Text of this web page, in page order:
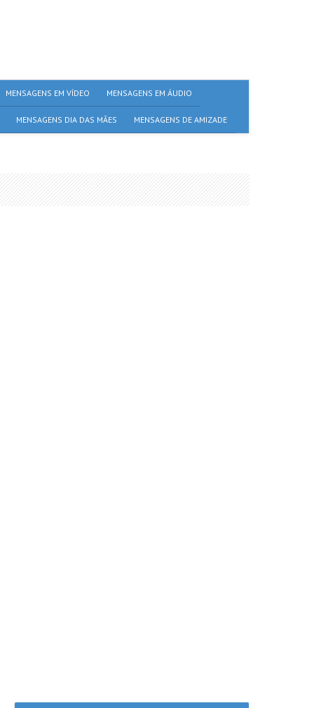
MENSAGENS EM VÍDEO MENSAGENS EM ÁUDIO
MENSAGENS DIA DAS MÃES MENSAGENS DE AMIZADE